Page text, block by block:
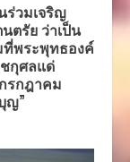
ร่วมเจริญ
ตรัย ว่าเป็น
ที่พระพุทธองค์
กุศลแด่
รกฎาคม
ญ”